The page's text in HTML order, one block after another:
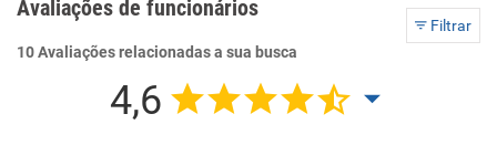
Avaliações de funcionários
Filtrar
10 Avaliações relacionadas a sua busca
4,6